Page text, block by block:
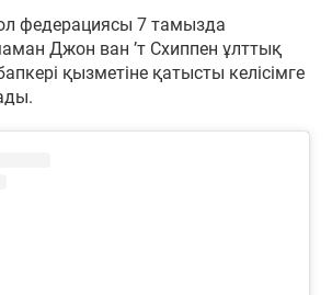
федерациясы 7 тамызда
Джон ван ’т Схиппен ұлттық
қызметіне қатысты келісімге